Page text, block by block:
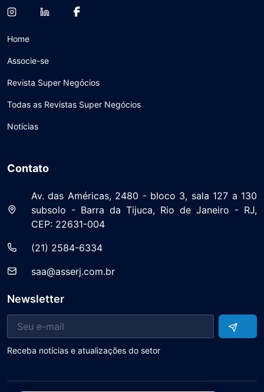
Home
Associe-se
Revista Super Negócios
Todas as Revistas Super Negócios
Notícias
Contato
Av. das Américas, 2480 - bloco 3, sala 127 a 130
subsolo - Barra da Tijuca, Rio de Janeiro - RJ,
CEP: 22631-004
(21) 2584-6334
saa@asserj.com.br
Newsletter
Receba notícias e atualizações do setor